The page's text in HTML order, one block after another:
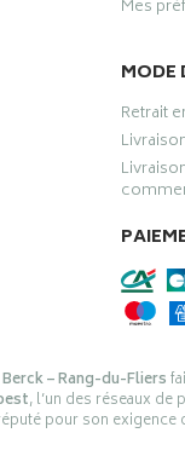
Mes
MODE
Retrait
– Rang-du-Fliers
, l’un des réseaux de
pour son